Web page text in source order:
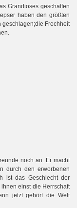
Grandioses geschaffen
haben den größten
geschlagen;die Frechheit
noch an. Er macht
durch den erworbenen
ist das Geschlecht der
einst die Herrschaft
jetzt gehört die Welt